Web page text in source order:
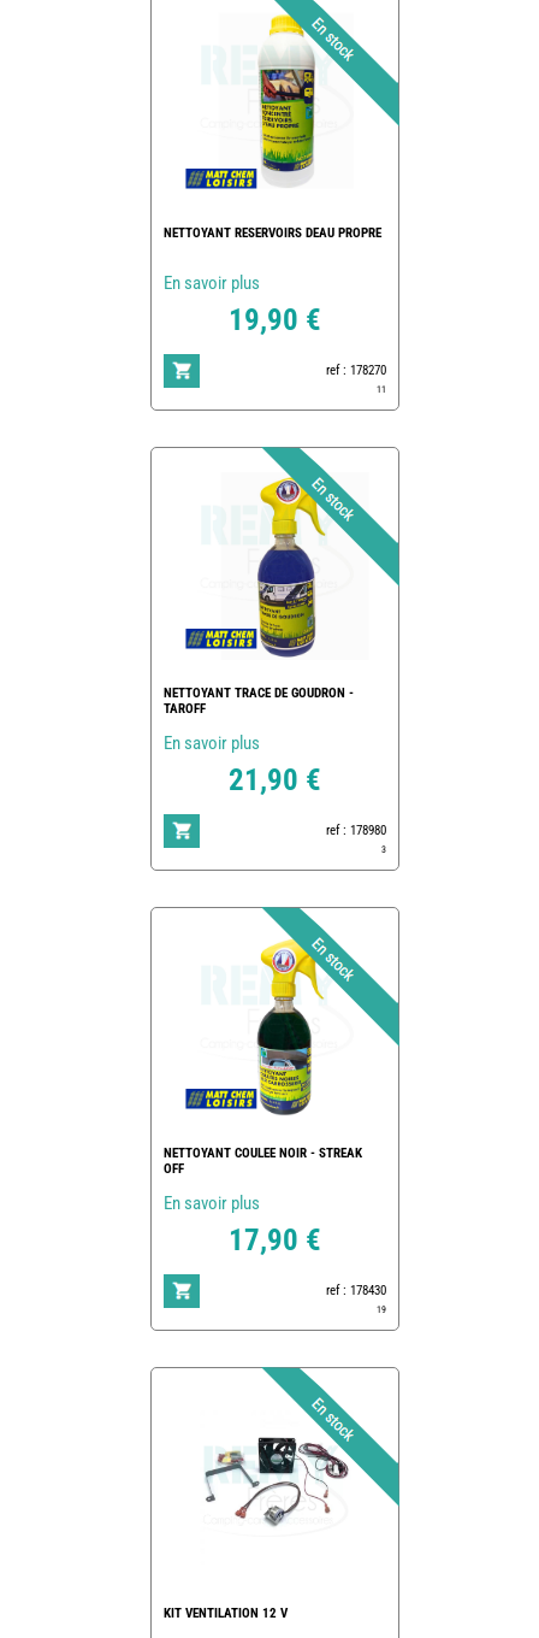
NETTOYANT RESERVOIRS DEAU PROPRE
En savoir plus
19,90 €
ref : 178270
11
NETTOYANT TRACE DE GOUDRON -
TAROFF
En savoir plus
21,90 €
ref : 178980
3
NETTOYANT COULEE NOIR - STREAK
OFF
En savoir plus
17,90 €
ref : 178430
19
KIT VENTILATION 12 V